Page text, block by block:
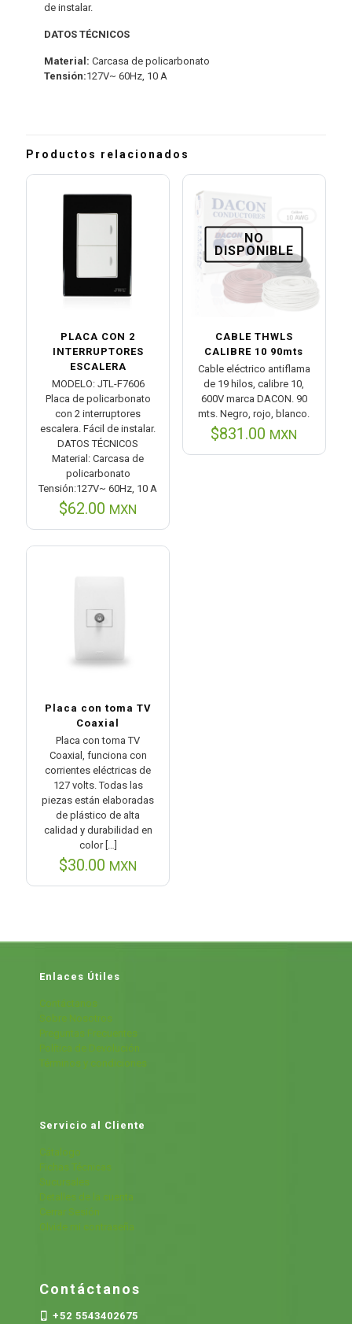
de instalar.
DATOS TÉCNICOS
Material: Carcasa de policarbonato
Tensión:127V~ 60Hz, 10 A
Productos relacionados
PLACA CON 2
INTERRUPTORES
ESCALERA
MODELO: JTL-F7606
Placa de policarbonato
con 2 interruptores
escalera. Fácil de instalar.
DATOS TÉCNICOS
Material: Carcasa de
policarbonato
Tensión:127V~ 60Hz, 10 A
$62.00 MXN
NO
DISPONIBLE
CABLE THWLS
CALIBRE 10 90mts
Cable eléctrico antiflama
de 19 hilos, calibre 10,
600V marca DACON. 90
mts. Negro, rojo, blanco.
$831.00 MXN
Placa con toma TV
Coaxial
Placa con toma TV
Coaxial, funciona con
corrientes eléctricas de
127 volts. Todas las
piezas están elaboradas
de plástico de alta
calidad y durabilidad en
color[…]
$30.00 MXN
Enlaces Útiles
Contáctanos
Sobre Nosotros
Preguntas Frecuentes
Política de Devolución
Términos y condiciones
Servicio al Cliente
Cátalogo
Fichas Técnicas
Sucursales
Detalles de la cuenta
Cerrar Sesión
Olvide mi contraseña
Contáctanos
+52 5543402675